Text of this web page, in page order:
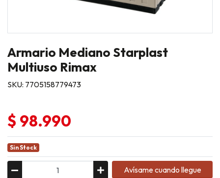
Armario Mediano Starplast
Multiuso Rimax
SKU: 7705158779473
$ 98.990
Sin Stock
Avísame cuando llegue